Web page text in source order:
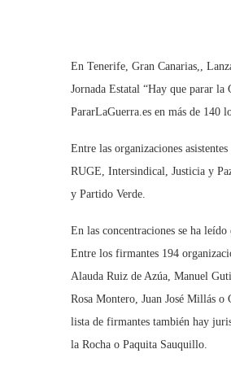
En Tenerife, Gran Canarias,,
Jornada Estatal “Hay que parar
PararLaGuerra.es en más de 140
Entre las organizaciones
RUGE, Intersindical, Justicia y
y Partido Verde.
En las concentraciones se ha
Entre los firmantes 194
Alauda Ruiz de Azúa, Manuel
Rosa Montero, Juan José Millás
lista de firmantes también hay
la Rocha o Paquita Sauquillo.